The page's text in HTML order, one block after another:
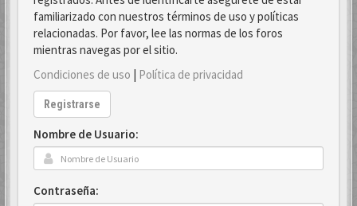
familiarizado con nuestros términos de uso y políticas
relacionadas. Por favor, lee las normas de los foros
mientras navegas por el sitio.
Condiciones de uso | Política de privacidad
Registrarse
Nombre de Usuario:
Contraseña: